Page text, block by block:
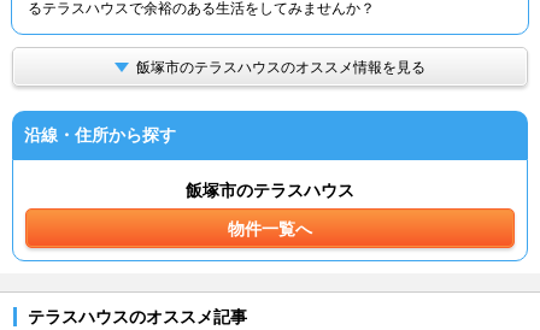
TOP
るテラスハウスで余裕のある生活をしてみませんか？
飯塚市のテラスハウスのオススメ情報を見る
沿線・住所から探す
飯塚市のテラスハウス
物件一覧へ
テラスハウスのオススメ記事